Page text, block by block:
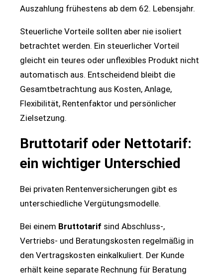
Auszahlung frühestens ab dem 62. Lebensjahr.
Steuerliche Vorteile sollten aber nie isoliert
betrachtet werden. Ein steuerlicher Vorteil
gleicht ein teures oder unflexibles Produkt nicht
automatisch aus. Entscheidend bleibt die
Gesamtbetrachtung aus Kosten, Anlage,
Flexibilität, Rentenfaktor und persönlicher
Zielsetzung.
Bruttotarif oder Nettotarif:
ein wichtiger Unterschied
Bei privaten Rentenversicherungen gibt es
unterschiedliche Vergütungsmodelle.
Bei einem Bruttotarif sind Abschluss-,
Vertriebs- und Beratungskosten regelmäßig in
den Vertragskosten einkalkuliert. Der Kunde
erhält keine separate Rechnung für Beratung